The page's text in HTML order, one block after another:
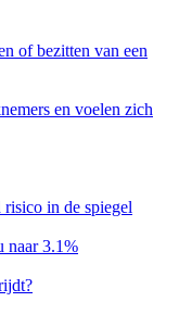
of bezitten van een
en voelen zich
in de spiegel
naar 3.1%